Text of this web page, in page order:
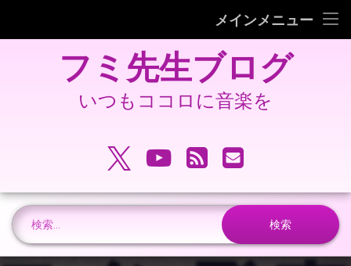
メインメニュー
旧 フミ先生ブログ
旧 フミピアノ教室ホームページ
プ
フミ先生ブログ
いつもココロに音楽を
X.comYouTube
RSS メールアドレ
検索: